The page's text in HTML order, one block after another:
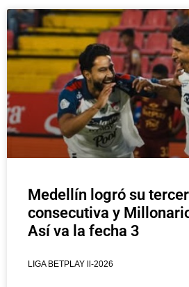
Medellín logró su
consecutiva y
Así va la fecha 3
LIGA BETPLAY ll-2026